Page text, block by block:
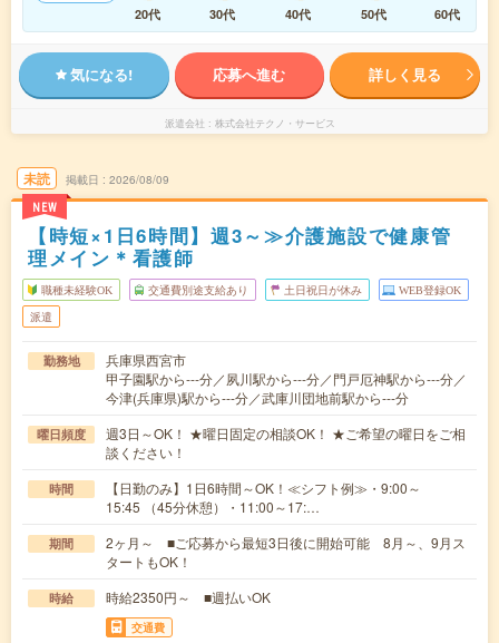
20代
30代 40代 50代 60代
気になる! 応募へ進む 詳しく見る
派遣会社 株式会社テクノ・サービス
未読
NEW
掲載日 2026/08/09
【時短×1日6時間】週3～≫介護施設で健康管
理メイン＊看護師
職種未経験OK 交通費別途支給あり 土日祝日が休み WEB登録OK
派遣
勤務地
兵庫県西宮市
甲子園駅から---分／夙川駅から---分／門戸厄神駅から---分／
今津(兵庫県)駅から---分／武庫川団地前駅から---分
曜日頻度
週3日～OK！ ★曜日固定の相談OK！ ★ご希望の曜日をご相
談ください！
時間
【日勤のみ】1日6時間～OK！≪シフト例≫・9:00～
15:45 （45分休憩）・11:00～17:…
期間
2ヶ月～ ■ご応募から最短3日後に開始可能 8月～、9月ス
タートもOK！
時給 時給2350円～ ■週払いOK
交通費